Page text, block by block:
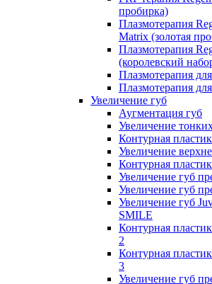
пробирка)
Плазмотерапия
Matrix (золотая
Плазмотерапия
(королевский
Плазмотерапия
Плазмотерапия
Увеличение губ
Аугментация губ
Увеличение
Контурная
Увеличение
Контурная
Увеличение губ
Увеличение губ
Увеличение губ
SMILE
Контурная
2
Контурная
3
Увеличение губ